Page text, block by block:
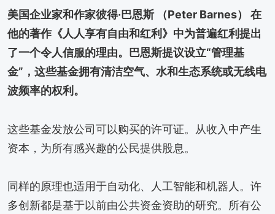
美国企业家和作家彼得·巴恩斯 （Peter Barnes） 在
他的著作《人人享有自由和红利》中为普遍红利提出
了一个令人信服的理由。巴恩斯提议设立“管理基
金”，这些基金拥有清洁空气、水和生态系统或无线电
波频率的权利。
这些基金发放公司可以购买的许可证。从收入中产生
资本，为所有感兴趣的公民提供股息。
同样的原理也适用于自动化、人工智能和机器人。许
多创新都是基于以前由公共资金资助的研究。所有公